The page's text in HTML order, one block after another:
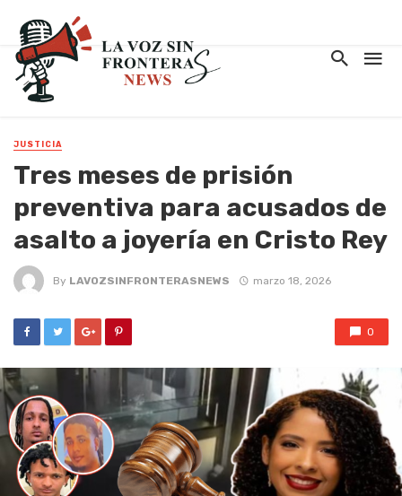
JUSTICIA
Tres meses de prisión
preventiva para acusados de
asalto a joyería en Cristo Rey
By LAVOZSINFRONTERASNEWS marzo 18, 2026
0